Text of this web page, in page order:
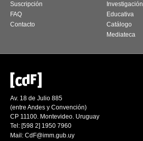
Suscripción
FAQ
Contacto
Investigación
Educativa
Catálogo
Mediateca
Av. 18 de Julio 885
(entre Andes y Convención)
CP 11100. Montevideo. Uruguay
Tel: [598 2] 1950 7960
Mail: CdF@imm.gub.uy